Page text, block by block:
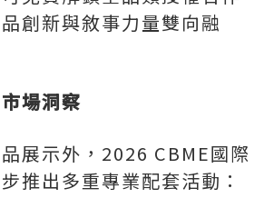
創新與敘事力量雙向融
場洞察
展示外，2026 CBME國際
推出多重專業配套活動：